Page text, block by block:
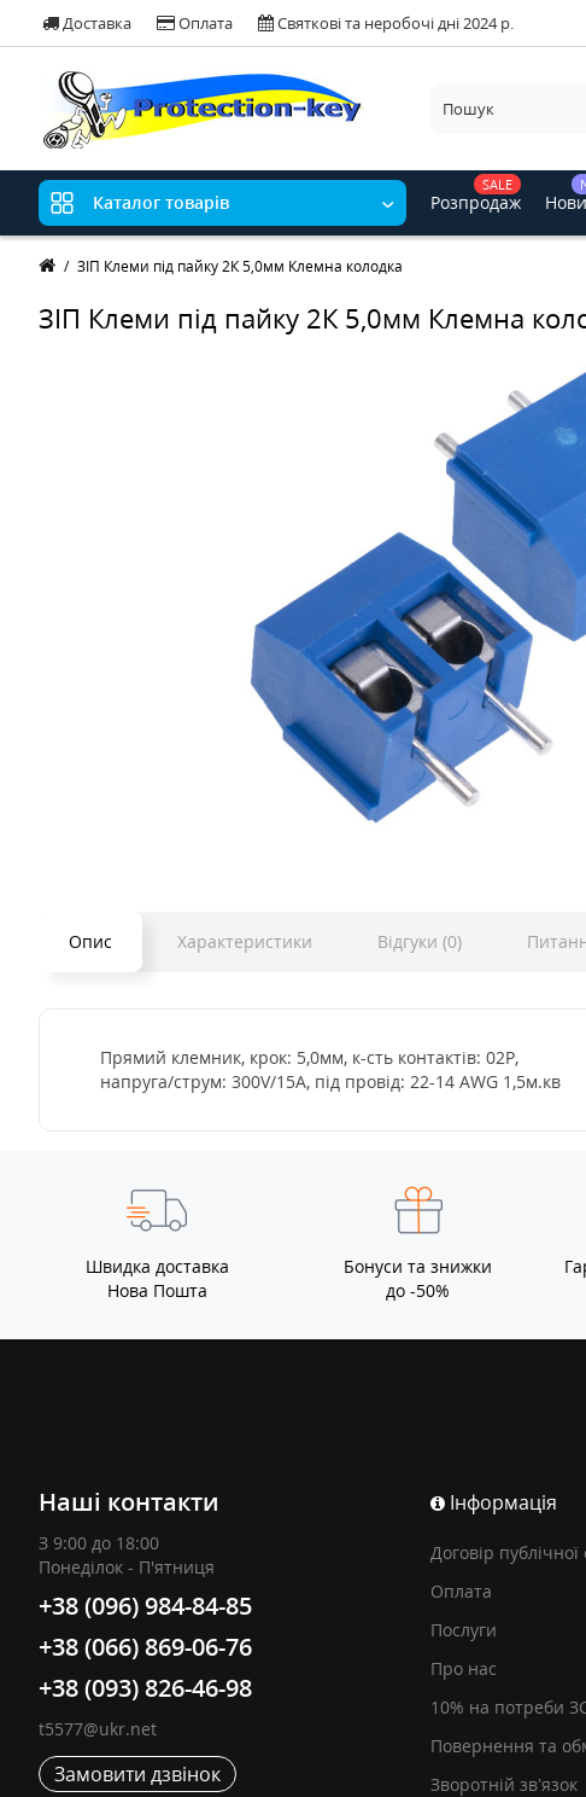
Доставка Оплата Святкові та неробочі дні 2024 р.
Каталог товарів
SALE
Розпродаж
ЗІП Клеми під пайку 2К 5,0мм Клемна колодка
ЗІП Клеми під пайку 2К 5,0мм Клемна
Опис Характеристики Відгуки (0)
Прямий клемник, крок: 5,0мм, к-сть контактів: 02P,
напруга/струм: 300V/15A, під провід: 22-14 AWG 1,5м.кв
Швидка доставка
Нова Пошта
Бонуси та знижки
до -50%
Наші контакти
З 9:00 до 18:00
Понеділок - П'ятниця
+38 (096) 984-84-85
+38 (066) 869-06-76
+38 (093) 826-46-98
t5577@ukr.net
Замовити дзвінок
Інформація
Договір
Оплата
Послуги
Про нас
10% на потреби
Повернення та
Зворотній зв’язок